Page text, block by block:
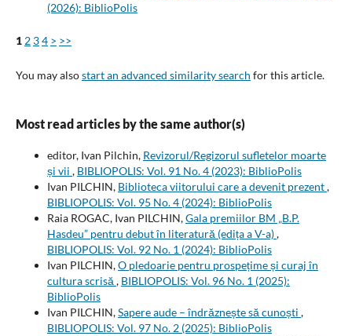
(2026): BiblioPolis
1 2 34 > >>
You may alsostart an advanced similarity search for this article.
Most read articles by the same author(s)
editor, Ivan Pilchin, Revizorul/Regizorul sufletelor moarte
și vii , BIBLIOPOLIS: Vol. 91 No. 4 (2023): BiblioPolis
Ivan PILCHIN, Biblioteca viitorului care a devenit prezent,
BIBLIOPOLIS: Vol. 95 No. 4 (2024): BiblioPolis
Raia ROGAC, Ivan PILCHIN,Gala premiilor BM „B.P.
Hasdeu” pentru debut în literatură (edița a V-a),
BIBLIOPOLIS: Vol. 92 No. 1 (2024): BiblioPolis
Ivan PILCHIN,O pledoarie pentru prospețime și curaj în
cultura scrisă , BIBLIOPOLIS: Vol. 96 No. 1 (2025):
BiblioPolis
Ivan PILCHIN,Sapere aude – îndrăznește să cunoști ,
BIBLIOPOLIS: Vol. 97 No. 2 (2025): BiblioPolis